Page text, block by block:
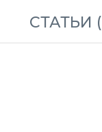
СТАТЬИ (